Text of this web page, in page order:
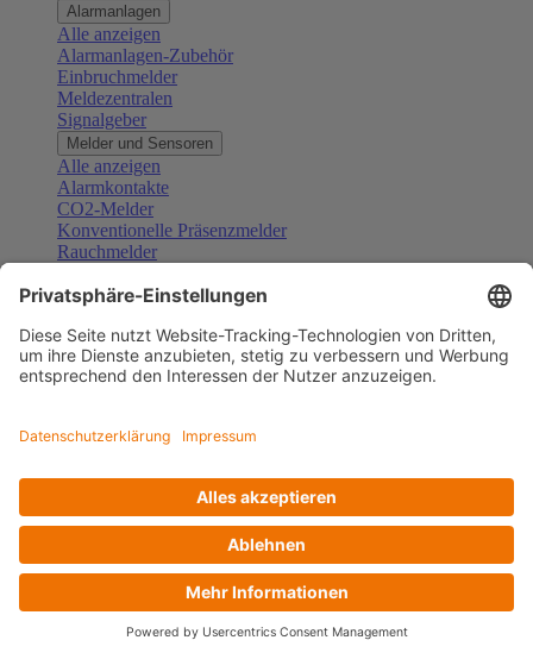
Alarmanlagen
Alle anzeigen
Alarmanlagen-Zubehör
Einbruchmelder
Meldezentralen
Signalgeber
Melder und Sensoren
Alle anzeigen
Alarmkontakte
CO2-Melder
Konventionelle Präsenzmelder
Rauchmelder
Gefahrenmelder
Türsprechanlagen
Alle anzeigen
Außenstationen
Klingeltaster und Gongs
Sprechanlagen-Sets
Zubehör Türkommunikation
Videoüberwachung
Zubehör Videoüberwachung
Alle anzeigen